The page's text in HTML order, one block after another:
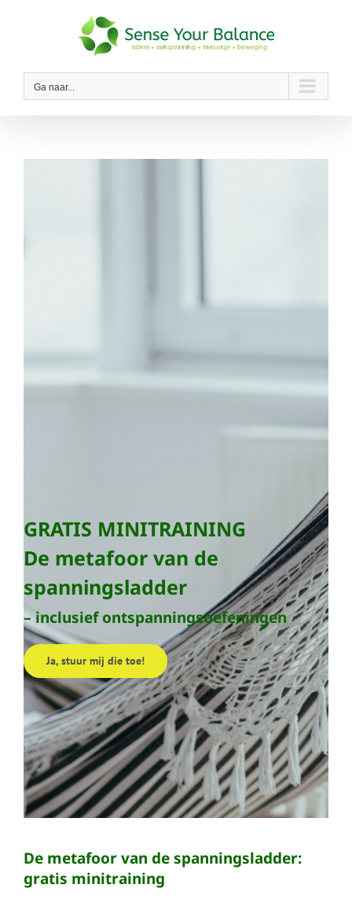
Ga naar...
GRATIS MINITRAINING
De metafoor van de
spanningsladder
– inclusief ontspanningsoefeningen
Ja, stuur mij die toe!
De metafoor van de spanningsladder:
gratis minitraining